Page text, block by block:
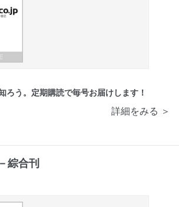
ろう。定期購読で毎号お届けします！
詳細をみる ＞
綜合刊